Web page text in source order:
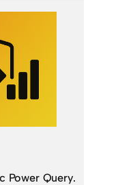
Power Query.